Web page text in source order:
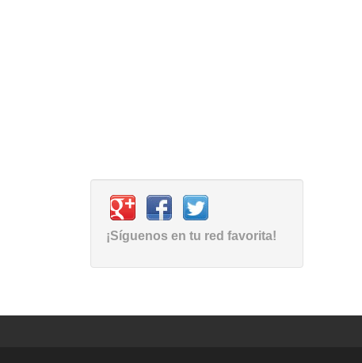
¡Síguenos en tu red favorita!